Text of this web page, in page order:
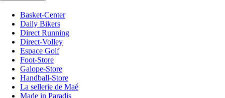
Basket-Center
Daily Bikers
Direct Running
Direct-Volley
Espace Golf
Foot-Store
Galope-Store
Handball-Store
La sellerie de Maé
Made in Paradis